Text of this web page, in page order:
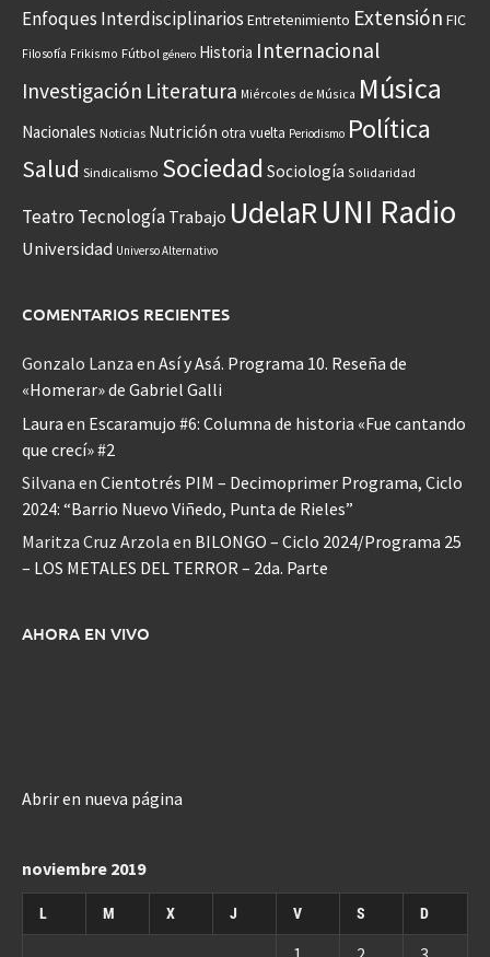
Enfoques Interdisciplinarios Entretenimiento Extensión FIC
Filosofía Frikismo Fútbol género Historia Internacional
Investigación Literatura Miércoles de Música Música
Nacionales Noticias Nutrición otra vuelta Periodismo Política
Salud Sindicalismo Sociedad Sociología Solidaridad
Teatro Tecnología Trabajo UdelaRUNI Radio
Universidad Universo Alternativo
COMENTARIOS RECIENTES
Gonzalo Lanza en Así y Asá. Programa 10. Reseña de
«Homerar» de Gabriel Galli
Laura en Escaramujo #6: Columna de historia «Fue cantando
que crecí» #2
Silvana en Cientotrés PIM – Decimoprimer Programa, Ciclo
2024: “Barrio Nuevo Viñedo, Punta de Rieles”
Maritza Cruz Arzola en BILONGO – Ciclo 2024/Programa 25
– LOS METALES DEL TERROR – 2da. Parte
AHORA EN VIVO
Abrir en nueva página
noviembre 2019
L M X J V S D